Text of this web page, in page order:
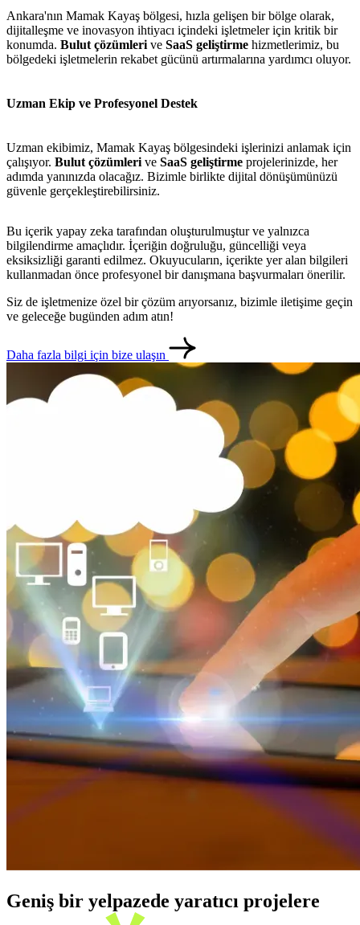
English
Ankara'nın Mamak Kayaş bölgesi, hızla gelişen bir bölge olarak,
dijitalleşme ve inovasyon ihtiyacı içindeki işletmeler için kritik bir
konumda. Bulut çözümleri ve SaaS geliştirme hizmetlerimiz, bu
bölgedeki işletmelerin rekabet gücünü artırmalarına yardımcı oluyor.
Uzman Ekip ve Profesyonel Destek
Uzman ekibimiz, Mamak Kayaş bölgesindeki işlerinizi anlamak için
çalışıyor. Bulut çözümleri ve SaaS geliştirme projelerinizde, her
adımda yanınızda olacağız. Bizimle birlikte dijital dönüşümünüzü
güvenle gerçekleştirebilirsiniz.
Bu içerik yapay zeka tarafından oluşturulmuştur ve yalnızca
bilgilendirme amaçlıdır. İçeriğin doğruluğu, güncelliği veya
eksiksizliği garanti edilmez. Okuyucuların, içerikte yer alan bilgileri
kullanmadan önce profesyonel bir danışmana başvurmaları önerilir.
Siz de işletmenize özel bir çözüm arıyorsanız, bizimle iletişime geçin
ve geleceğe bugünden adım atın!
Daha fazla bilgi için bize ulaşın
Geniş bir yelpazede yaratıcı projelere